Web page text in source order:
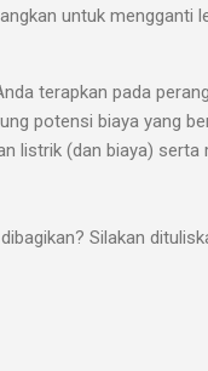
untuk mengganti
terapkan pada
potensi biaya yang
listrik (dan biaya)
Silakan